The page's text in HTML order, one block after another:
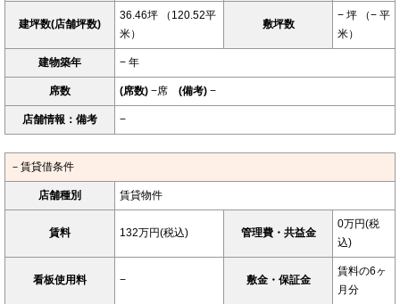
建坪数(店舗坪数)
36.46坪 （120.52平
米）
敷坪数
− 坪 （− 平
米）
建物築年 − 年
席数 (席数) −席 (備考) −
店舗情報：備考 −
－賃貸借条件
店舗種別 賃貸物件
賃料 132万円(税込) 管理費・共益金
0万円(税
込)
看板使用料 − 敷金・保証金
賃料の6ヶ
月分